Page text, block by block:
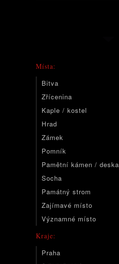
Místa:
Bitva
Zřícenina
Kaple / kostel
Hrad
Zámek
Pomník
Pamětní kámen / deska
Socha
Památný strom
Zajímavé místo
Významné místo
Kraje:
Praha